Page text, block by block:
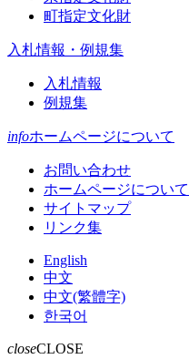
町指定文化財
入札情報・例規集
入札情報
例規集
infoホームページについて
お問い合わせ
ホームページについて
サイトマップ
リンク集
English
中文
中文(繁體字)
한국어
closeCLOSE